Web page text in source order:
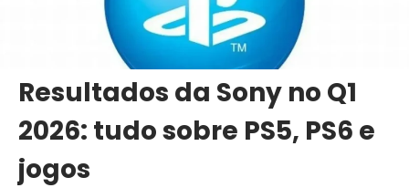
Resultados da Sony no Q1
2026: tudo sobre PS5, PS6 e
jogos